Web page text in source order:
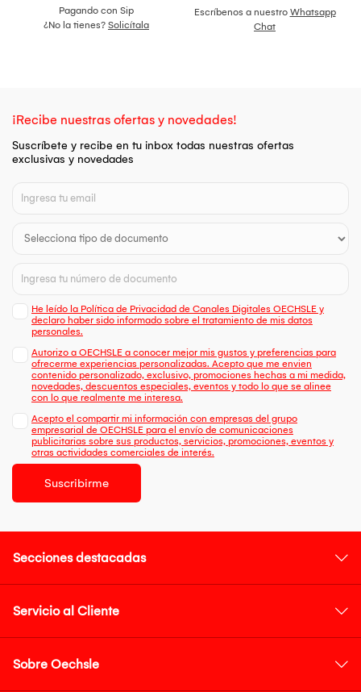
Pagando con Sip
¿No la tienes? Solicítala
Escríbenos a nuestro Whatsapp
Chat
¡Recibe nuestras ofertas y novedades!
Suscríbete y recibe en tu inbox todas nuestras ofertas
exclusivas y novedades
He leído la Política de Privacidad de Canales Digitales OECHSLE y
declaro haber sido informado sobre el tratamiento de mis datos
personales.
Autorizo a OECHSLE a conocer mejor mis gustos y preferencias para
ofrecerme experiencias personalizadas. Acepto que me envien
contenido personalizado, exclusivo, promociones hechas a mi medida,
novedades, descuentos especiales, eventos y todo lo que se alinee
con lo que realmente me interesa.
Acepto el compartir mi información con empresas del grupo
empresarial de OECHSLE para el envío de comunicaciones
publicitarias sobre sus productos, servicios, promociones, eventos y
otras actividades comerciales de interés.
Suscribirme
Secciones destacadas
Servicio al Cliente
Sobre Oechsle